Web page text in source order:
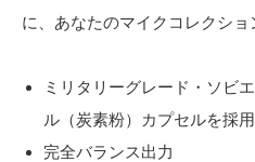
に、あなたのマイクコレクショ
ミリタリーグレード・ソビ
ル（炭素粉）カプセルを採用
完全バランス出力